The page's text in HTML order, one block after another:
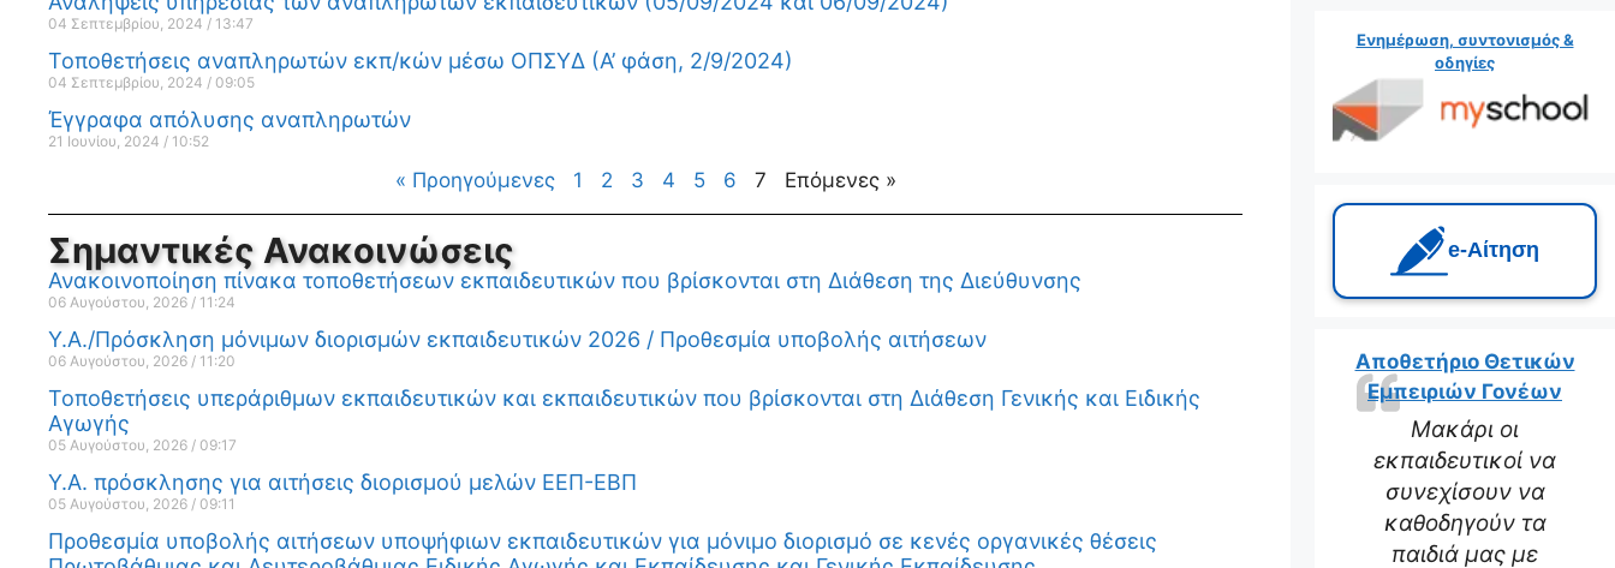
04 Σεπτεμβρίου, 2024 13:47
Τοποθετήσεις αναπληρωτών εκπ/κών μέσω ΟΠΣΥΔ (Α’ φάση, 2/9/2024)
04 Σεπτεμβρίου, 2024 09:05
Έγγραφα απόλυσης αναπληρωτών
21 Ιουνίου, 2024 10:52
« Προηγούμενες 1 2 3 4 5 6 7 Επόμενες »
Σημαντικές Ανακοινώσεις
Ανακοινοποίηση πίνακα τοποθετήσεων εκπαιδευτικών που βρίσκονται στη Διάθεση της Διεύθυνσης
06 Αυγούστου, 2026 11:24
Υ.Α./Πρόσκληση μόνιμων διορισμών εκπαιδευτικών 2026 / Προθεσμία υποβολής αιτήσεων
06 Αυγούστου, 2026 11:20
Τοποθετήσεις υπεράριθμων εκπαιδευτικών και εκπαιδευτικών που βρίσκονται στη Διάθεση Γενικής και Ειδικής
Αγωγής
05 Αυγούστου, 2026 09:17
Υ.Α. πρόσκλησης για αιτήσεις διορισμού μελών ΕΕΠ-ΕΒΠ
05 Αυγούστου, 2026 09:11
Προθεσμία υποβολής αιτήσεων υποψήφιων εκπαιδευτικών για μόνιμο διορισμό σε κενές οργανικές θέσεις
Ενημέρωση, συντονισμός &
οδηγίες
e‑Αίτηση
Μακάρι οι
εκπαιδευτικοί να
συνεχίσουν να
καθοδηγούν τα
παιδιά μας με
Αποθετήριο Θετικών
Εμπειριών Γονέων